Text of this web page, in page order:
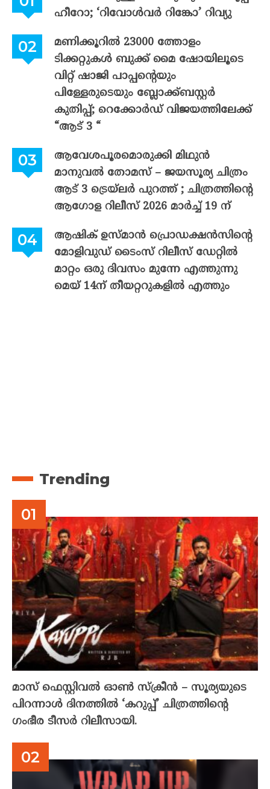
ഹീറോ; ‘റിവോൾവർ റിങ്കോ’ റിവ്യു
മണിക്കൂറിൽ 23000 ത്തോളം
ടിക്കറ്റുകൾ ബുക്ക് മൈ ഷോയിലൂടെ
വിറ്റ് ഷാജി പാപ്പന്റെയും
പിള്ളേരുടെയും ബ്ലോക്ക്ബസ്റ്റർ
കുതിപ്പ്; റെക്കോർഡ് വിജയത്തിലേക്ക്
“ആട് 3 “
ആവേശപൂരമൊരുക്കി മിഥുൻ
മാനുവൽ തോമസ് – ജയസൂര്യ ചിത്രം
ആട് 3 ട്രെയ്‌ലർ പുറത്ത് ; ചിത്രത്തിന്റെ
ആഗോള റിലീസ് 2026 മാർച്ച് 19 ന്
ആഷിക് ഉസ്മാൻ പ്രൊഡക്ഷൻസിന്റെ
മോളിവുഡ് ടൈംസ് റിലീസ് ഡേറ്റിൽ
മാറ്റം ഒരു ദിവസം മുന്നേ എത്തുന്നു
മെയ് 14ന് തീയറ്ററുകളിൽ എത്തും
Trending
മാസ് ഫെസ്റ്റിവൽ ഓൺ സ്‌ക്രീൻ – സൂര്യയുടെ
പിറന്നാൾ ദിനത്തിൽ ‘കറുപ്പ്’ ചിത്രത്തിന്റെ
ഗംഭീര ടീസർ റിലീസായി.